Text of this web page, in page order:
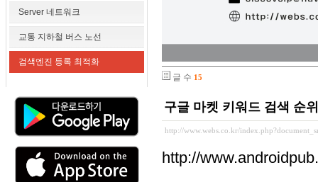
Server 네트워크
교통 지하철 버스 노선
검색엔진 등록 최적화
글 수 15
구글 마켓 키워드 검색 순
http://www.webs.co.kr/
http://